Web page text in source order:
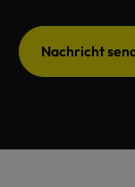
Nachricht